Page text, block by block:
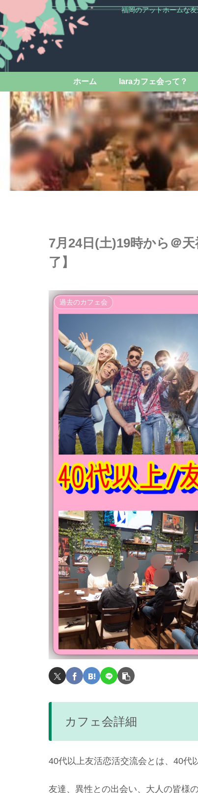
福岡のアットホームな
ホーム laraカフェ会って？
7月24日(土)19時から＠
了】
過去のカフェ会
カフェ会詳細
40代以上友活恋活交流会とは、40代
友達、異性との出会い、大人の皆様